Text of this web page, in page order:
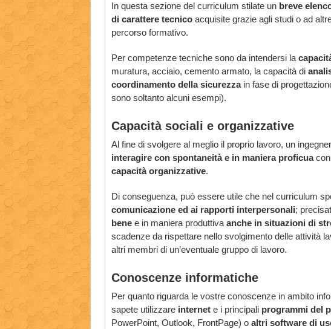
In questa sezione del curriculum stilate un breve
di carattere tecnicoacquisite grazie agli studi o ad
percorso formativo.
Per competenze tecniche sono da intendersi la
muratura, acciaio, cemento armato, la capacità di
coordinamento della sicurezzain fase di
sono soltanto alcuni esempi).
Capacità sociali e organizzative
Al fine di svolgere al meglio il proprio lavoro, un
interagire con spontaneità e in maniera proficuacon
capacità organizzative.
Di conseguenza, può essere utile che nel curriculum
comunicazione ed ai rapporti interpersonali;
benee in maniera produttiva anche in situazioni di
scadenze da rispettare nello svolgimento delle attività
altri membri di un’eventuale gruppo di lavoro.
Conoscenze informatiche
Per quanto riguarda le vostre conoscenze in ambito
sapete utilizzare internete i principali programmi del
PowerPoint, Outlook, FrontPage) o altri software di